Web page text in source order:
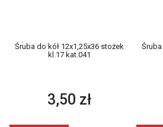
Śruba do kół 12x1,25x36 stożek
kl.17 kat.041
3,50 zł